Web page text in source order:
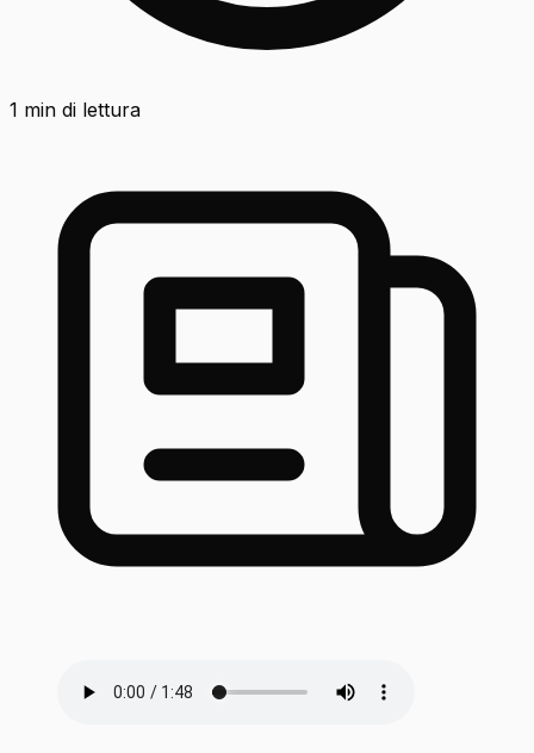
1 min di lettura